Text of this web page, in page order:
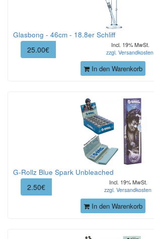
Glasbong - 46cm - 18.8er Schliff
25.00€
Incl. 19% MwSt.
zzgl. Versandkosten
In den Warenkorb
G-Rollz Blue Spark Unbleached
2.50€
Incl. 19% MwSt.
zzgl. Versandkosten
In den Warenkorb